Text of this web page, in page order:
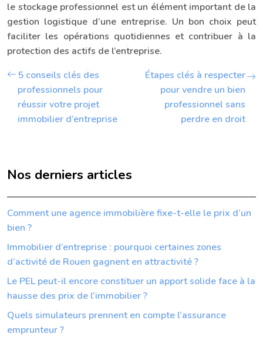
le stockage professionnel est un élément important de la
gestion logistique d’une entreprise. Un bon choix peut
faciliter les opérations quotidiennes et contribuer à la
protection des actifs de l’entreprise.
5 conseils clés des
professionnels pour
réussir votre projet
immobilier d’entreprise
Étapes clés à respecter
pour vendre un bien
professionnel sans
perdre en droit
Nos derniers articles
Comment une agence immobilière fixe-t-elle le prix d’un
bien ?
Immobilier d’entreprise : pourquoi certaines zones
d’activité de Rouen gagnent en attractivité ?
Le PEL peut-il encore constituer un apport solide face à la
hausse des prix de l’immobilier ?
Quels simulateurs prennent en compte l’assurance
emprunteur ?